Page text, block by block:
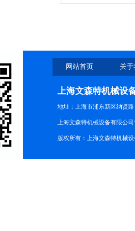
网站首页 关
上海文森特机械设
地址：上海市浦东新区纳贤路
上海文森特机械设备有限公
版权所有：上海文森特机械